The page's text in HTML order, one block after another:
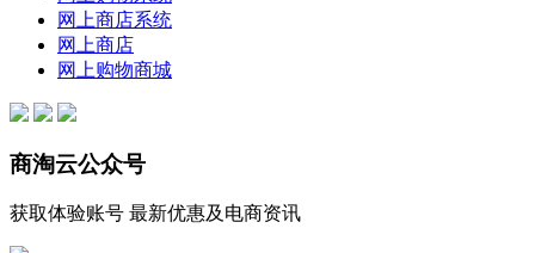
网上商店系统
网上商店
网上购物商城
商淘云公众号
获取体验账号 最新优惠及电商资讯